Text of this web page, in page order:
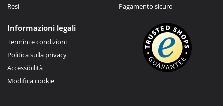
Resi
Pagamento sicuro
Informazioni legali
Termini e condizioni
Politica sulla privacy
Accessibilità
Modifica cookie